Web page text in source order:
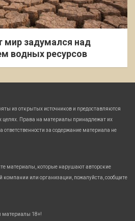
мир задумался над
водных ресурсов
из открытых источников и предоставляются
целях. Права на материалы принадлежат их
за содержание материала не
материалы, которые нарушают авторские
или организации, пожалуйста, сообщите
материалы 18+!